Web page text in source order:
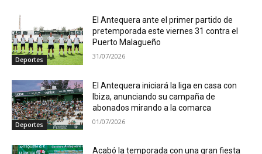
Deportes
El Antequera ante el primer partido de
pretemporada este viernes 31 contra el
Puerto Malagueño
31/07/2026
Deportes
El Antequera iniciará la liga en casa con
Ibiza, anunciando su campaña de
abonados mirando a la comarca
01/07/2026
Acabó la temporada con una gran fiesta